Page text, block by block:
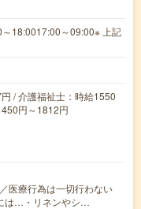
～18:0017:00～09:00※ 上記
/ 介護福祉士：時給1550
円～1812円
医療行為は一切行わない
は…・リネンやシ…